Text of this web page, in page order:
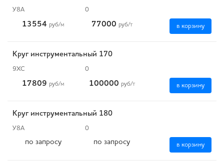
У8А 0
13554 руб/м 77000 руб/т в корзину
Круг инструментальный 170
9ХС 0
17809 руб/м 100000 руб/т в корзину
Круг инструментальный 180
У8А 0
по запросу по запросу в корзину